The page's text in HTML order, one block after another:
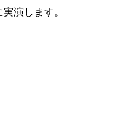
演します。